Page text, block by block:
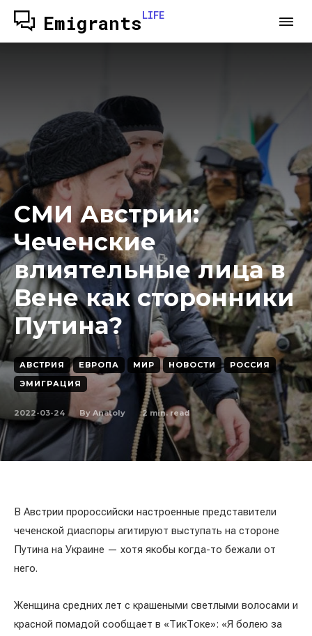
EmigrantsLIFE
СМИ Австрии:
Чеченские
влиятельные лица в
Вене как сторонники
Путина?
АВСТРИЯ ЕВРОПА МИР НОВОСТИ
РОССИЯ
ЭМИГРАЦИЯ
2022-03-24 By Anatoly 2 min. read
В Австрии пророссийски настроенные представители
чеченской диаспоры агитируют выступать на стороне
Путина на Украине — хотя якобы когда-то бежали от
него.
Женщина средних лет с крашеными светлыми волосами и
красной помадой сообщает в «ТикТоке»: «Я болею за